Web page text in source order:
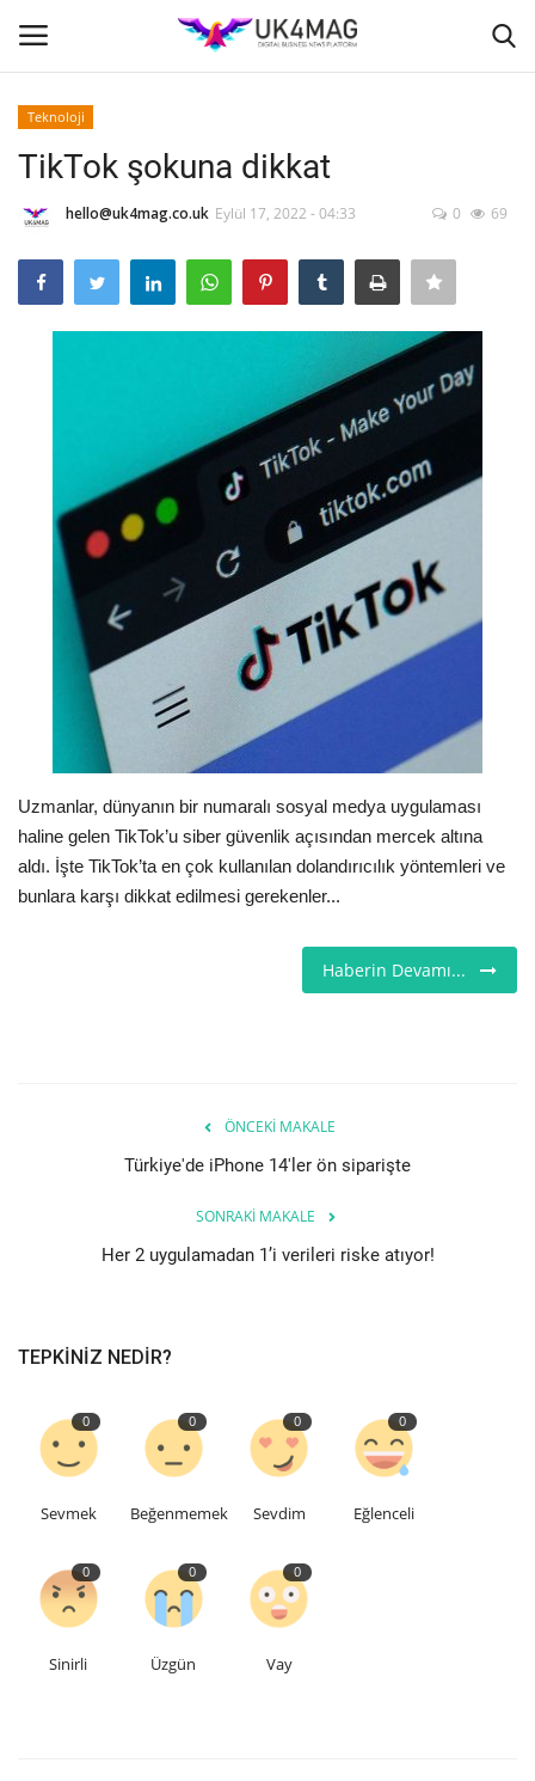
Ana Sayfa
İş Platformu
TVNET
İş İlanları
Seri İlanlar
İngiltere
Videolar
İş & Ekonomi
Pazaryeri
Kültür - Sanat
Hakkımızda
İletişim
Dilim
English Turkish
Teknoloji
TikTok şokuna dikkat
hello@uk4mag.co.uk Eylül 17, 2022 - 04:33 0 69
Uzmanlar, dünyanın bir numaralı sosyal medya uygulaması
haline gelen TikTok’u siber güvenlik açısından mercek altına
aldı. İşte TikTok’ta en çok kullanılan dolandırıcılık yöntemleri ve
bunlara karşı dikkat edilmesi gerekenler...
Haberin Devamı...
ÖNCEKI MAKALE
Türkiye'de iPhone 14'ler ön siparişte
SONRAKI MAKALE
Her 2 uygulamadan 1’i verileri riske atıyor!
TEPKINIZ NEDIR?
0
Sevmek
0
Beğenmemek
0
Sevdim
0
Eğlenceli
0
Sinirli
0
Üzgün
0
Vay